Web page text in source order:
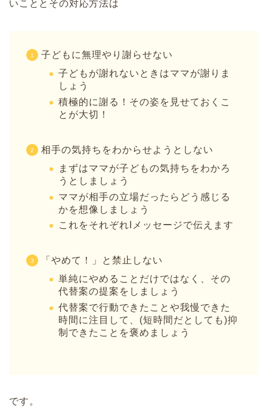
いこととその対応方法は
子どもに無理やり謝らせない
子どもが謝れないときはママが謝りま
しょう
積極的に謝る！その姿を見せておくこ
とが大切！
相手の気持ちをわからせようとしない
まずはママが子どもの気持ちをわかろ
うとしましょう
ママが相手の立場だったらどう感じる
かを想像しましょう
これをそれぞれIメッセージで伝えます
「やめて！」と禁止しない
単純にやめることだけではなく、その
代替案の提案をしましょう
代替案で行動できたことや我慢できた
時間に注目して、(短時間だとしても)抑
制できたことを褒めましょう
です。